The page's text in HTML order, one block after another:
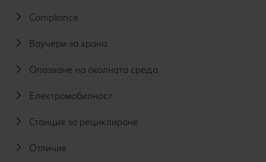
Compliance
Ваучери за храна
Опазване на околната среда
Електромобилност
Станция за рециклиране
Отличия